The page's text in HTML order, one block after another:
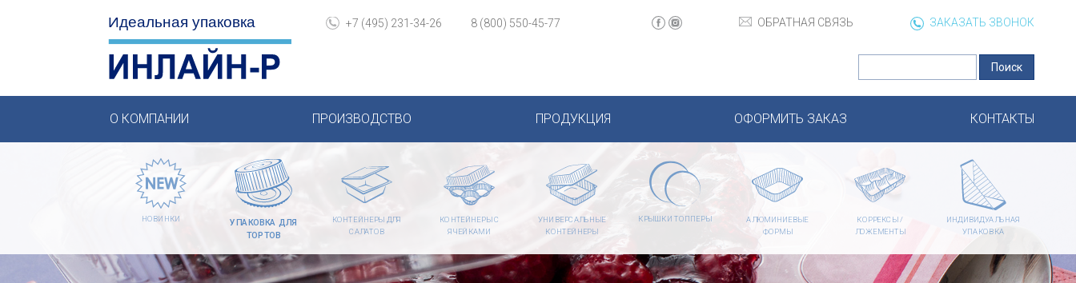
+7 (495) 231-34-26 8 (800) 550-45-77 ОБРАТНАЯ СВЯЗЬ ЗАКАЗАТЬ ЗВОНОК
О КОМПАНИИ ПРОИЗВОДСТВО ПРОДУКЦИЯ ОФОРМИТЬ ЗАКАЗ КОНТАКТЫ
НОВИНКИ
УПАКОВКА ДЛЯ
ТОРТОВ
КОНТЕЙНЕРЫ ДЛЯ
САЛАТОВ
КОНТЕЙНЕРЫ С
ЯЧЕЙКАМИ
УНИВЕРСАЛЬНЫЕ
КОНТЕЙНЕРЫ
КРЫШКИ ТОППЕРЫ АЛЮМИНИЕВЫЕ
ФОРМЫ
КОРРЕКСЫ /
ЛОЖЕМЕНТЫ
ИНДИВИДУАЛЬНАЯ
УПАКОВКА